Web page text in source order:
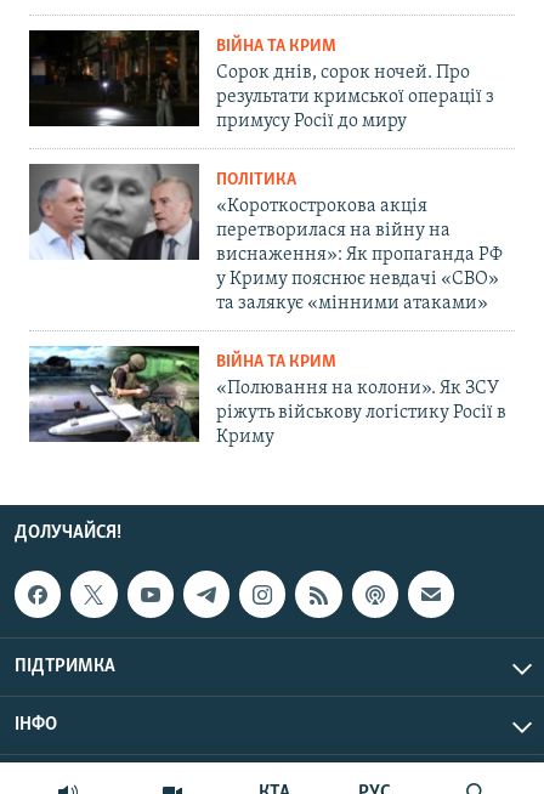
ВІЙНА ТА КРИМ
Сорок днів, сорок ночей. Про
результати кримської операції з
примусу Росії до миру
ПОЛІТИКА
«Короткострокова акція
перетворилася на війну на
виснаження»: Як пропаганда РФ
у Криму пояснює невдачі «СВО»
та залякує «мінними атаками»
ВІЙНА ТА КРИМ
«Полювання на колони». Як ЗСУ
ріжуть військову логістику Росії в
Криму
ДОЛУЧАЙСЯ!
ПІДТРИМКА
ІНФО
© Крим.Реалії, 2026 | Усі права застережено.